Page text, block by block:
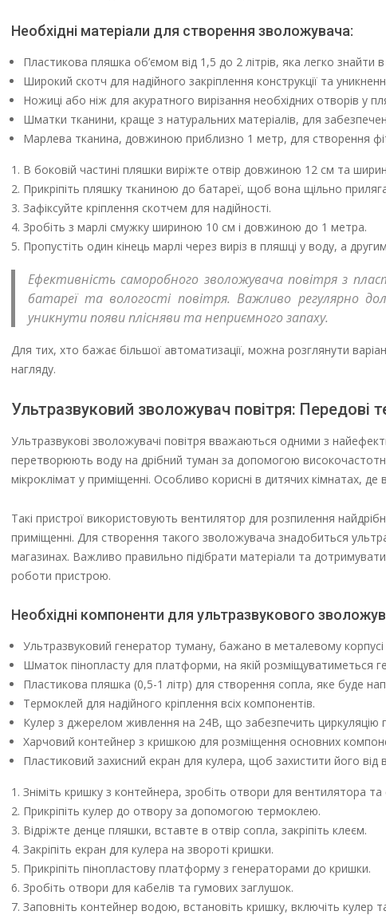
Необхідні матеріали для створення зволожувача:
Пластикова пляшка об’ємом від 1,5 до 2 літрів, яка легко знайти
Широкий скотч для надійного закріплення конструкції та
Ножиці або ніж для акуратного вирізання необхідних отворів у
Шматки тканини, краще з натуральних матеріалів, для
Марлева тканина, довжиною приблизно 1 метр, для створення
В боковій частині пляшки виріжте отвір довжиною 12 см та
Прикріпіть пляшку тканиною до батареї, щоб вона щільно
Зафіксуйте кріплення скотчем для надійності.
Зробіть з марлі смужку шириною 10 см і довжиною до 1 метра.
Пропустіть один кінець марлі через виріз в пляшці у воду, а
Ефективність саморобного зволожувача повітря з
батареї та вологості повітря. Важливо
уникнути появи плісняви та неприємного запаху.
Для тих, хто бажає більшої автоматизації, можна розглянути
нагляду.
Ультразвуковий зволожувач повітря: Передові
Ультразвукові зволожувачі повітря вважаються одними з
перетворюють воду на дрібний туман за допомогою
мікроклімат у приміщенні. Особливо корисні в дитячих кімнатах,
Такі пристрої використовують вентилятор для розпилення
приміщенні. Для створення такого зволожувача знадобиться
магазинах. Важливо правильно підібрати матеріали та
роботи пристрою.
Необхідні компоненти для ультразвукового
Ультразвуковий генератор туману, бажано в металевому
Шматок пінопласту для платформи, на якій розміщуватиметься
Пластикова пляшка (0,5-1 літр) для створення сопла, яке буде
Термоклей для надійного кріплення всіх компонентів.
Кулер з джерелом живлення на 24В, що забезпечить циркуляцію
Харчовий контейнер з кришкою для розміщення основних
Пластиковий захисний екран для кулера, щоб захистити його від
Зніміть кришку з контейнера, зробіть отвори для вентилятора та
Прикріпіть кулер до отвору за допомогою термоклею.
Відріжте денце пляшки, вставте в отвір сопла, закріпіть клеєм.
Закріпіть екран для кулера на звороті кришки.
Прикріпіть пінопластову платформу з генераторами до кришки.
Зробіть отвори для кабелів та гумових заглушок.
Заповніть контейнер водою, встановіть кришку, включіть кулер